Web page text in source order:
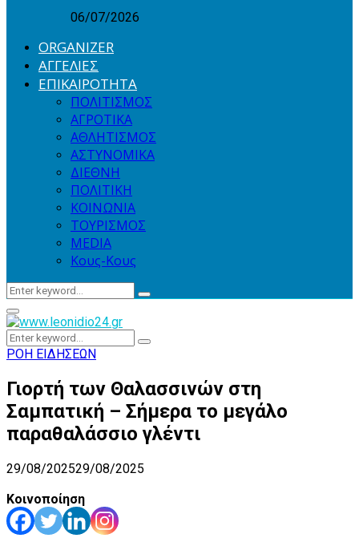
06/07/2026
ORGANIZER
ΑΓΓΕΛΙΕΣ
ΕΠΙΚΑΙΡΟΤΗΤΑ
ΠΟΛΙΤΙΣΜΟΣ
ΑΓΡΟΤΙΚΑ
ΑΘΛΗΤΙΣΜΟΣ
ΑΣΤΥΝΟΜΙΚΑ
ΔΙΕΘΝΗ
ΠΟΛΙΤΙΚΗ
ΚΟΙΝΩΝΙΑ
ΤΟΥΡΙΣΜΟΣ
MEDIA
Κους-Κους
Search
Search
Primary
Menu
Search
for:
Search
ΡΟΗ ΕΙΔΗΣΕΩΝ
Γιορτή των Θαλασσινών στη
Σαμπατική – Σήμερα το μεγάλο
παραθαλάσσιο γλέντι
29/08/202529/08/2025
Κοινοποίηση